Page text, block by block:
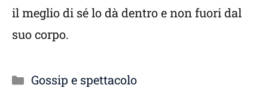
il meglio di sé lo dà dentro e non fuori dal
suo corpo.
Categorie
Gossip e spettacolo